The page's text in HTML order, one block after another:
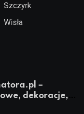
Szczyrk
Wisła
–
dekoracje,
dla animatorów